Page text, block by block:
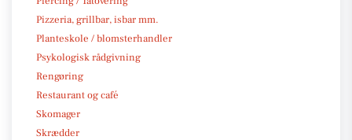
Pizzeria, grillbar, isbar mm.
Planteskole / blomsterhandler
Psykologisk rådgivning
Rengøring
Restaurant og café
Skomager
Skrædder